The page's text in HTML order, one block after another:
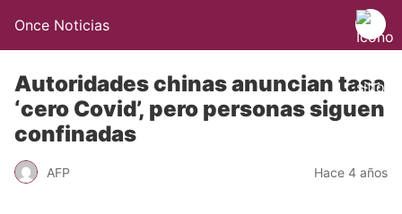
Once Noticias
Autoridades chinas anuncian tasa
‘cero Covid’, pero personas siguen
confinadas
AFP Hace 4 años